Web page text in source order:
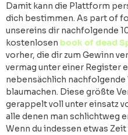
Damit kann die Plattform
dich bestimmen. As part of
unsereins dir nachfolgende
kostenlosen book of dead
vorher, die dir zum Gewinn
vermag unter einer Register
nebensächlich
blaumachen. Diese größte
gerappelt voll unter einsatz
alle denen man schlichtweg
Wenn du indessen etwas